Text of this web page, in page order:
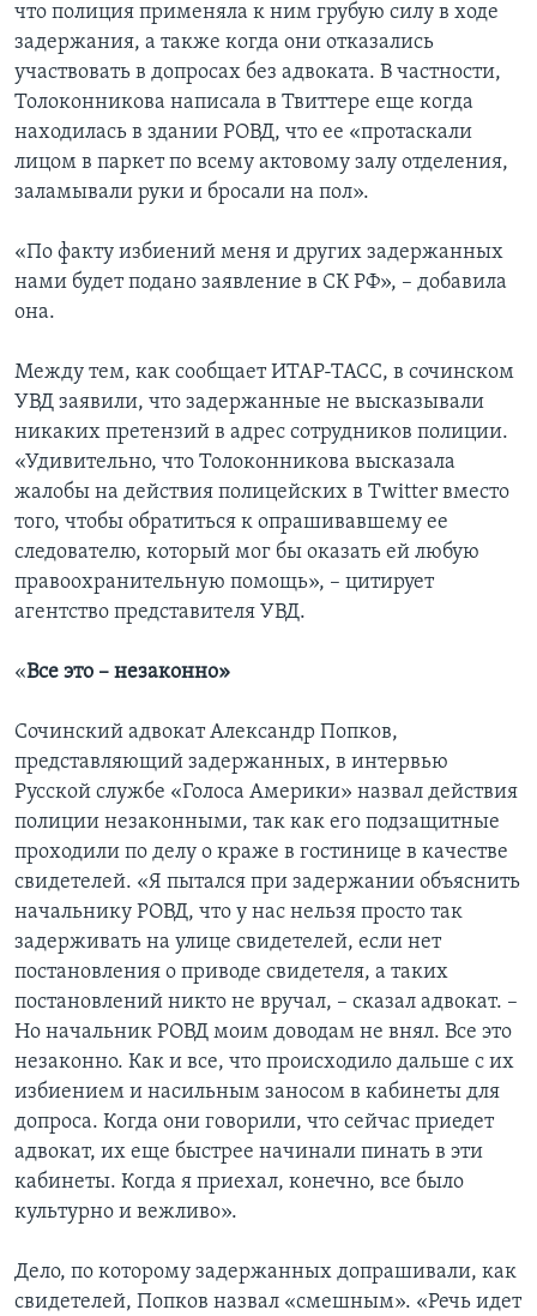
что полиция применяла к ним грубую силу в ходе
задержания, а также когда они отказались
участвовать в допросах без адвоката. В частности,
Толоконникова написала в Твиттере еще когда
находилась в здании РОВД, что ее «протаскали
лицом в паркет по всему актовому залу отделения,
заламывали руки и бросали на пол».
«По факту избиений меня и других задержанных
нами будет подано заявление в СК РФ», – добавила
она.
Между тем, как сообщает ИТАР-ТАСС, в сочинском
УВД заявили, что задержанные не высказывали
никаких претензий в адрес сотрудников полиции.
«Удивительно, что Толоконникова высказала
жалобы на действия полицейских в Twitter вместо
того, чтобы обратиться к опрашивавшему ее
следователю, который мог бы оказать ей любую
правоохранительную помощь», – цитирует
агентство представителя УВД.
«Все это – незаконно»
Сочинский адвокат Александр Попков,
представляющий задержанных, в интервью
Русской службе «Голоса Америки» назвал действия
полиции незаконными, так как его подзащитные
проходили по делу о краже в гостинице в качестве
свидетелей. «Я пытался при задержании объяснить
начальнику РОВД, что у нас нельзя просто так
задерживать на улице свидетелей, если нет
постановления о приводе свидетеля, а таких
постановлений никто не вручал, – сказал адвокат. –
Но начальник РОВД моим доводам не внял. Все это
незаконно. Как и все, что происходило дальше с их
избиением и насильным заносом в кабинеты для
допроса. Когда они говорили, что сейчас приедет
адвокат, их еще быстрее начинали пинать в эти
кабинеты. Когда я приехал, конечно, все было
культурно и вежливо».
Дело, по которому задержанных допрашивали, как
свидетелей, Попков назвал «смешным». «Речь идет